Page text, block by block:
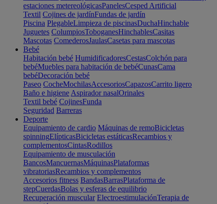
estaciones metereológicasPanelesCesped Artificial
Textil Cojines de jardínFundas de jardín
Piscina PlegableLimpieza de piscinasDuchaHinchable
Juguetes ColumpiosToboganesHinchablesCasitas
Mascotas ComederosJaulasCasetas para mascotas
Bebé
Habitación bebé HumidificadoresCestasColchón para
bebéMuebles para habitación de bebéCunasCama
bebéDecoración bebé
Paseo CocheMochilasAccesoriosCapazosCarrito ligero
Baño e higiene Aspirador nasalOrinales
Textil bebé CojinesFunda
Seguridad Barreras
Deporte
Equipamiento de cardio Máquinas de remoBicicletas
spinningElípticasBicicletas estáticasRecambios y
complementosCintasRodillos
Equipamiento de musculación
BancosMancuernasMáquinasPlataformas
vibratoriasRecambios y complementos
Accesorios fitness BandasBarrasPlataforma de
stepCuerdasBolas y esferas de equilibrio
Recuperación muscular ElectroestimulaciónTerapia de